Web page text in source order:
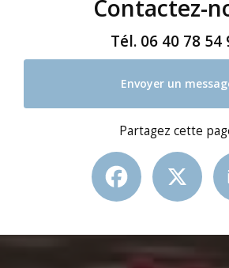
Contactez-
Tél. 06 40 78 54
Envoyer un
Partagez cette
Facebook